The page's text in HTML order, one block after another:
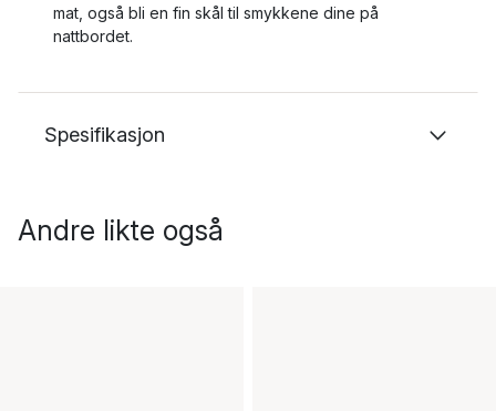
mat, også bli en fin skål til smykkene dine på
nattbordet.
Spesifikasjon
Andre likte også